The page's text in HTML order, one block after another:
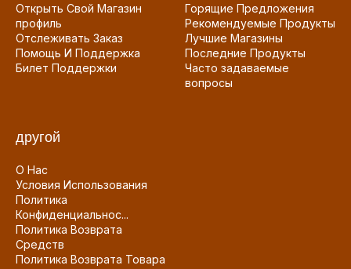
Открыть Свой Магазин
профиль
Отслеживать Заказ
Помощь И Поддержка
Билет Поддержки
Горящие Предложения
Рекомендуемые Продукты
Лучшие Магазины
Последние Продукты
Часто задаваемые
вопросы
другой
О Нас
Условия Использования
Политика
Конфиденциальнос...
Политика Возврата
Средств
Политика Возврата Товара